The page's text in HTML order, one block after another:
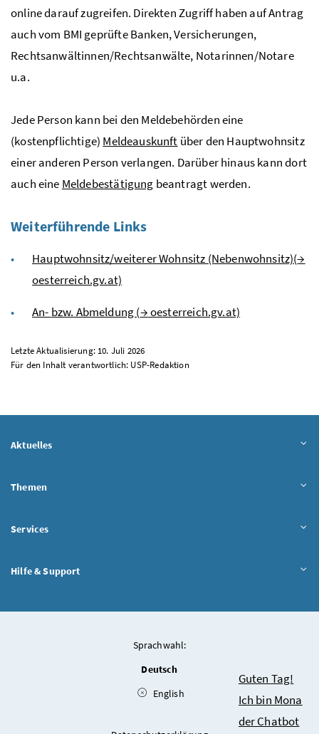
onlinedarauf zugreifen. Direkten Zugriff haben auf Antrag
auch vom BMI geprüfte Banken, Versicherungen,
Rechtsanwältinnen/Rechtsanwälte, Notarinnen/Notare
u.a.
Jede Person kann bei den Meldebehörden eine
(kostenpflichtige) Meldeauskunft über den Hauptwohnsitz
einer anderen Person verlangen. Darüber hinaus kann dort
auch eine Meldebestätigung beantragt werden.
Weiterführende Links
Hauptwohnsitz/weiterer Wohnsitz (Nebenwohnsitz)(→
oesterreich.gv.at)
An- bzw. Abmeldung (→oesterreich.gv.at)
Letzte Aktualisierung: 10. Juli 2026
Für den Inhalt verantwortlich: USP-Redaktion
Aktuelles
Themen
Services
Hilfe & Support
Sprachwahl:
Deutsch
English
Chatbot
Guten Tag!
Ich bin Mona
der Chatbot